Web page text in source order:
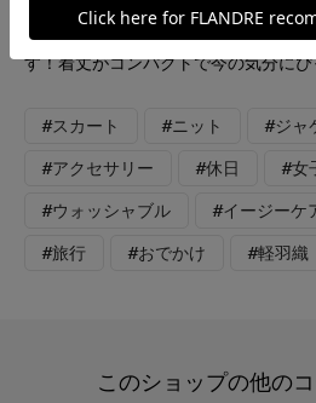
ト。夏にかけてはこちらのとっても
す！着丈がコンパクトで今の気分に
#スカート #ニット #ジャ
#アクセサリー #休日 #女
#ウォッシャブル #イージーケ
#旅行 #おでかけ #軽羽織
このショップの他の